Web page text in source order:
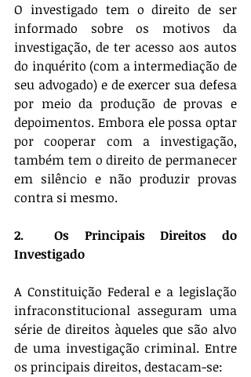
O investigado tem o direito de ser
informado sobre os motivos da
investigação, de ter acesso aos autos
do inquérito (com a intermediação de
seu advogado) e de exercer sua defesa
por meio da produção de provas e
depoimentos. Embora ele possa optar
por cooperar com a investigação,
também tem o direito de permanecer
em silêncio e não produzir provas
contra si mesmo.
2.  Os Principais Direitos do
Investigado
A Constituição Federal e a legislação
infraconstitucional asseguram uma
série de direitos àqueles que são alvo
de uma investigação criminal. Entre
os principais direitos, destacam-se: